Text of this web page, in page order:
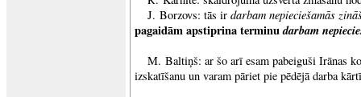
J. Borzovs: tās ir darbam nepieciešamās
pagaidām apstiprina terminudarbam
M. Baltiņš: ar šo arī esam pabeiguši Irānas
izskatīšanu un varam pāriet pie pēdējā darba